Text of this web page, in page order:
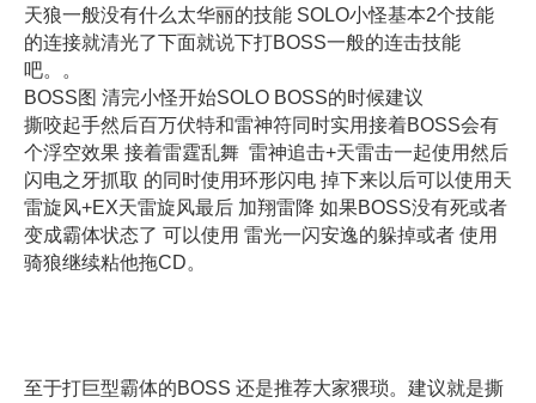
天狼一般没有什么太华丽的技能 SOLO小怪基本2个技能
的连接就清光了下面就说下打BOSS一般的连击技能
吧。。
BOSS图 清完小怪开始SOLO BOSS的时候建议
撕咬起手然后百万伏特和雷神符同时实用接着BOSS会有
个浮空效果 接着雷霆乱舞 雷神追击+天雷击一起使用然后
闪电之牙抓取 的同时使用环形闪电 掉下来以后可以使用天
雷旋风+EX天雷旋风最后 加翔雷降 如果BOSS没有死或者
变成霸体状态了 可以使用 雷光一闪安逸的躲掉或者 使用
骑狼继续粘他拖CD。
至于打巨型霸体的BOSS 还是推荐大家猥琐。建议就是撕